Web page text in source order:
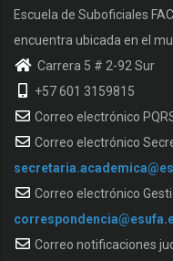
Escuela de Suboficiales
encuentra ubicada en el
Carrera 5 # 2-92 Sur
+57 601 3159815
Correo electrónico
Correo electrónico
Correo electrónico
Correo notificaciones